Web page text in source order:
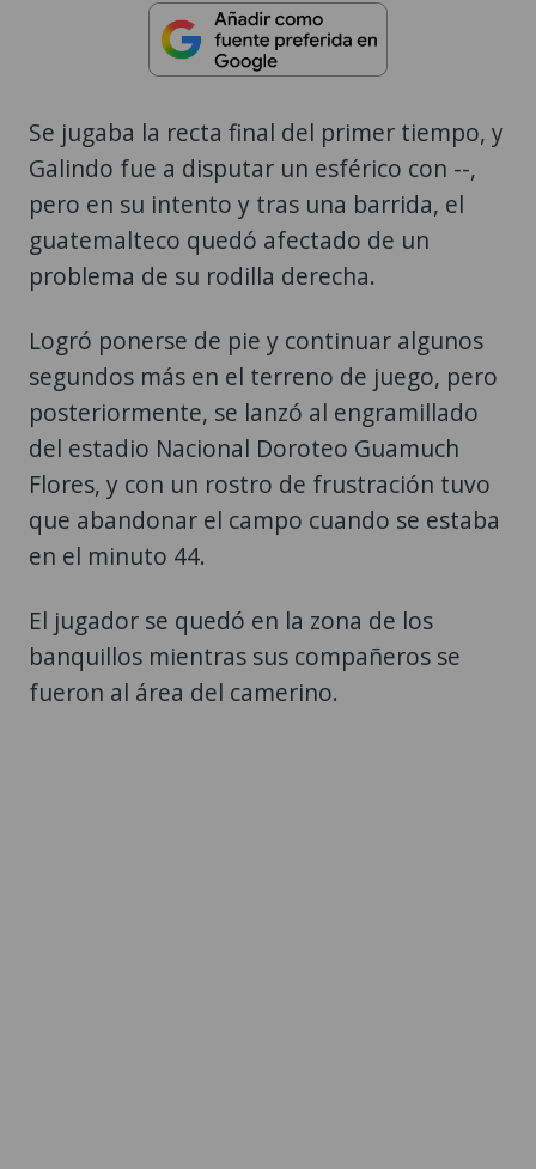
Se jugaba la recta final del primer tiempo, y
Galindo fue a disputar un esférico con --,
pero en su intento y tras una barrida, el
guatemalteco quedó afectado de un
problema de su rodilla derecha.
Logró ponerse de pie y continuar algunos
segundos más en el terreno de juego, pero
posteriormente, se lanzó al engramillado
del estadio Nacional Doroteo Guamuch
Flores, y con un rostro de frustración tuvo
que abandonar el campo cuando se estaba
en el minuto 44.
El jugador se quedó en la zona de los
banquillos mientras sus compañeros se
fueron al área del camerino.